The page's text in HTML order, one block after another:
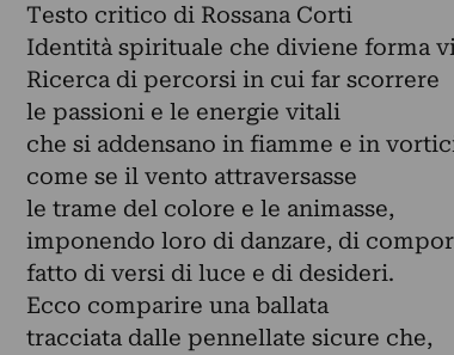
Testo critico di Rossana Corti
Identità spirituale che diviene forma
Ricerca di percorsi in cui far scorrere
le passioni e le energie vitali
che si addensano in fiamme e in
come se il vento attraversasse
le trame del colore e le animasse,
imponendo loro di danzare, di
fatto di versi di luce e di desideri.
Ecco comparire una ballata
tracciata dalle pennellate sicure che,